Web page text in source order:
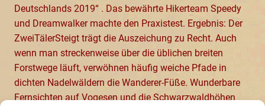
Deutschlands 2019“ . Das bewährte Hikerteam Speedy
und Dreamwalker machte den Praxistest. Ergebnis: Der
ZweiTälerSteigt trägt die Auszeichung zu Recht. Auch
wenn man streckenweise über die üblichen breiten
Forstwege läuft, verwöhnen häufig weiche Pfade in
dichten Nadelwäldern die Wanderer-Füße. Wunderbare
Fernsichten auf Vogesen und die Schwarzwaldhöhen